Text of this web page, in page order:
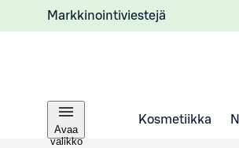
Markkinointiviestejä
Avaa
valikko
Kosmetiikka